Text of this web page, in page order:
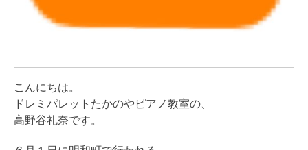
こんにちは。
ドレミパレットたかのやピアノ教室の、
高野谷礼奈です。